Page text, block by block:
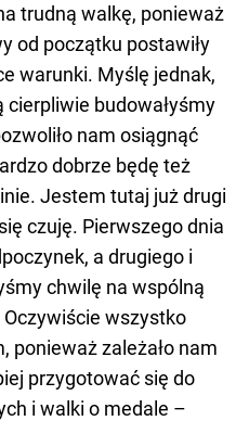
trudną walkę, ponieważ
od początku postawiły
warunki. Myślę jednak,
cierpliwie budowałyśmy
nam osiągnąć
dobrze będę też
Jestem tutaj już drugi
czuję. Pierwszego dnia
a drugiego i
chwilę na wspólną
wszystko
ponieważ zależało nam
przygotować się do
i walki o medale –